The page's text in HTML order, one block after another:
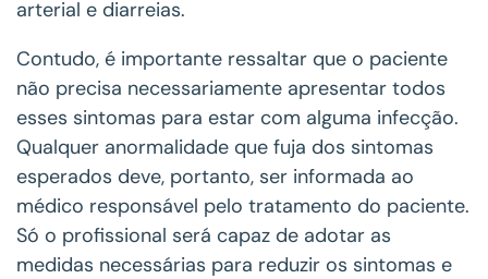
arterial e diarreias.
Contudo, é importante ressaltar que o paciente
não precisa necessariamente apresentar todos
esses sintomas para estar com alguma infecção.
Qualquer anormalidade que fuja dos sintomas
esperados deve, portanto, ser informada ao
médico responsável pelo tratamento do paciente.
Só o profissional será capaz de adotar as
medidas necessárias para reduzir os sintomas e